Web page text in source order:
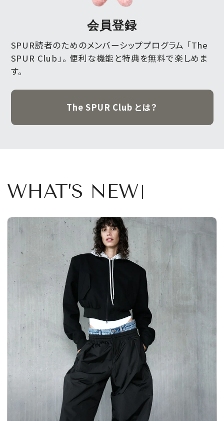
MAGAZINE
2026年9月号
2026-07-23発売
会員登録
SPUR読者のためのメンバーシッププログラム 「The
SPUR Club」。 便利な機能と特典を無料で楽しめま
す。
The SPUR Club とは？
WHAT’S NEW